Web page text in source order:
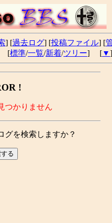
] [過去ログ] [投稿ファイル] [
[標準/一覧/新着/ツリー] [▼]
!
つかりません
グを検索しますか？